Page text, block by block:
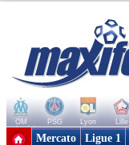
OM PSG Lyon Lille
+ de clubs
Mercato Ligue 1